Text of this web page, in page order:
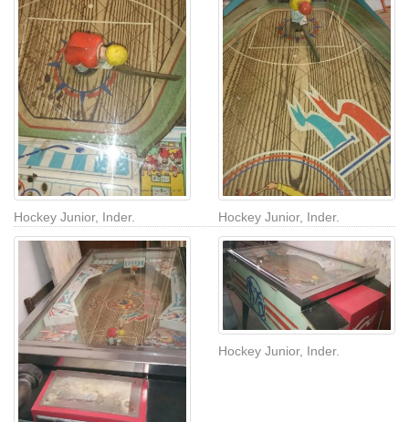
Hockey Junior, Inder. Hockey Junior, Inder.
Hockey Junior, Inder.